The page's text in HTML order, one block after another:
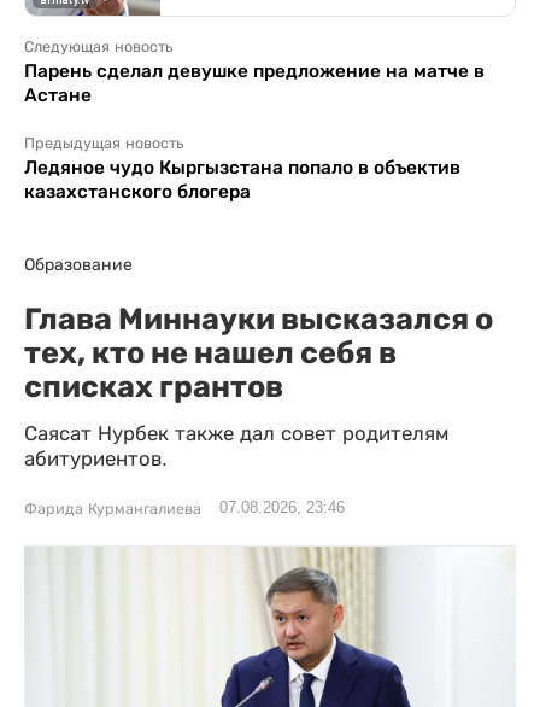
Следующая новость
Парень сделал девушке предложение на матче в
Астане
Предыдущая новость
Ледяное чудо Кыргызстана попало в объектив
казахстанского блогера
Образование
Глава Миннауки высказался о
тех, кто не нашел себя в
списках грантов
Саясат Нурбек также дал совет родителям
абитуриентов.
Фарида Курмангалиева 07.08.2026, 23:46